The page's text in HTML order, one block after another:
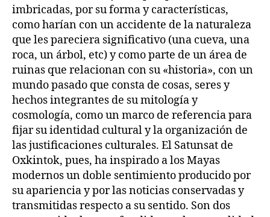
imbricadas, por su forma y características,
como harían con un accidente de la naturaleza
que les pareciera significativo (una cueva, una
roca, un árbol, etc) y como parte de un área de
ruinas que relacionan con su «historia», con un
mundo pasado que consta de cosas, seres y
hechos integrantes de su mitología y
cosmología, como un marco de referencia para
fijar su identidad cultural y la organización de
las justificaciones culturales. El Satunsat de
Oxkintok, pues, ha inspirado a los Mayas
modernos un doble sentimiento producido por
su apariencia y por las noticias conservadas y
transmitidas respecto a su sentido. Son dos